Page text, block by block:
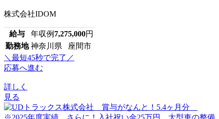
株式会社IDOM
給与 年収例 7,275,000円
勤務地 神奈川県 座間市
＼最短45秒で完了／
応募へ進む
詳しく
見る